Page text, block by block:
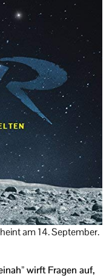
am 14. September.
wirft Fragen auf,